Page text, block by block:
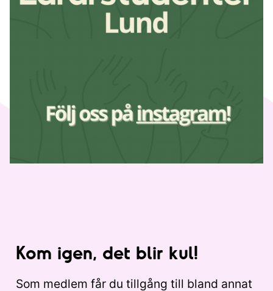
Kom igen, det blir kul!
Som medlem får du tillgång till bland annat